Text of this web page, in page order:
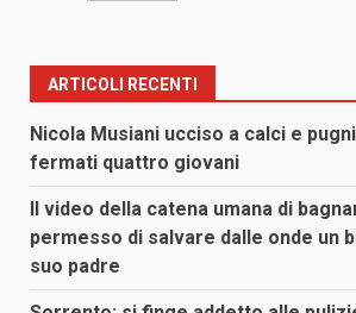
ARTICOLI RECENTI
Nicola Musiani ucciso a calci e
fermati quattro giovani
Il video della catena umana di
permesso di salvare dalle onde un
suo padre